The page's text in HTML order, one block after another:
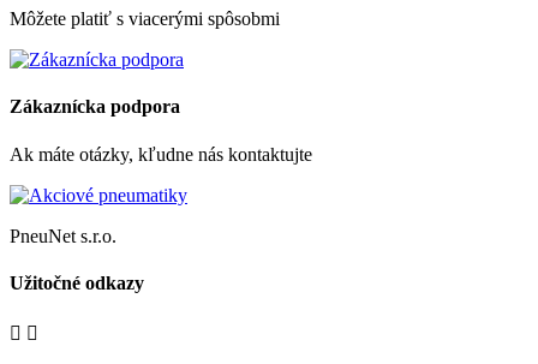
Môžete platiť s viacerými spôsobmi
Zákaznícka podpora
Ak máte otázky, kľudne nás kontaktujte
PneuNet s.r.o.
Užitočné odkazy
 